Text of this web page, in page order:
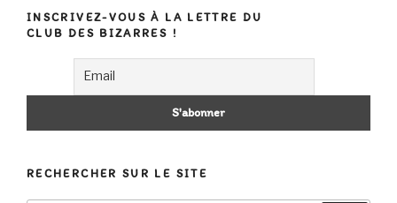
INSCRIVEZ-VOUS À LA LETTRE DU
CLUB DES BIZARRES !
RECHERCHER SUR LE SITE